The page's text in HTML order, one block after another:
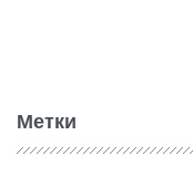
Метки